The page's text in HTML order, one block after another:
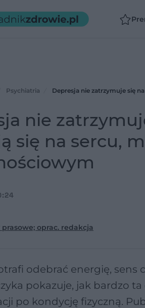
Psychiatria Depresja nie zatrzymuje się
nie
się na sercu,
prasowe; oprac. redakcja
odebrać energię, sens
pokazuje, jak bardzo
po kondycję fizyczną.